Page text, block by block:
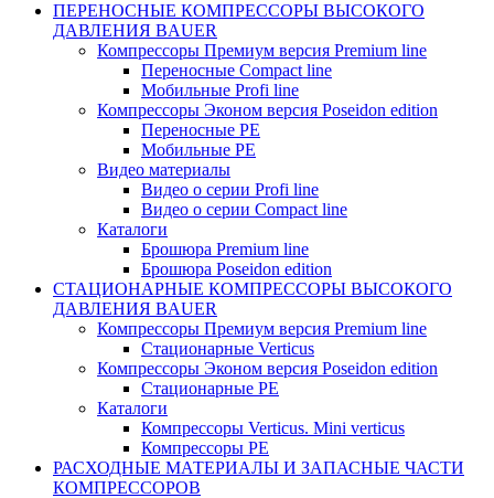
ПЕРЕНОСНЫЕ КОМПРЕССОРЫ ВЫСОКОГО
ДАВЛЕНИЯ BAUER
Компрессоры Премиум версия Premium line
Переносные Compact line
Мобильные Profi line
Компрессоры Эконом версия Poseidon edition
Переносные PE
Мобильные PE
Видео материалы
Видео о серии Profi line
Видео о серии Compact line
Каталоги
Брошюра Premium line
Брошюра Poseidon edition
СТАЦИОНАРНЫЕ КОМПРЕССОРЫ ВЫСОКОГО
ДАВЛЕНИЯ BAUER
Компрессоры Премиум версия Premium line
Стационарные Verticus
Компрессоры Эконом версия Poseidon edition
Стационарные PE
Каталоги
Компрессоры Verticus. Mini verticus
Компрессоры PE
РАСХОДНЫЕ МАТЕРИАЛЫ И ЗАПАСНЫЕ ЧАСТИ
КОМПРЕССОРОВ